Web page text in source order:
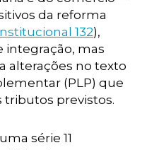
da reforma
132),
integração, mas
alterações no texto
(PLP) que
tributos previstos.
série 11